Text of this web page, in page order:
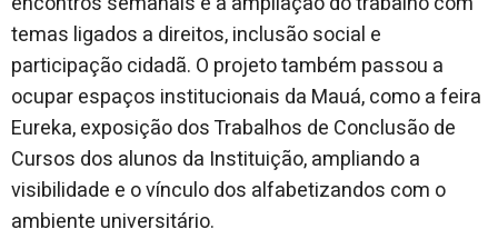
temas ligados a direitos, inclusão social e
participação cidadã. O projeto também passou a
ocupar espaços institucionais da Mauá, como a feira
Eureka, exposição dos Trabalhos de Conclusão de
Cursos dos alunos da Instituição, ampliando a
visibilidade e o vínculo dos alfabetizandos com o
ambiente universitário.